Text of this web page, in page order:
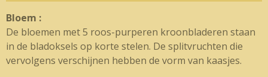
Bloem :
De bloemen met 5 roos-purperen kroonbladeren staan
in de bladoksels op korte stelen. De splitvruchten die
vervolgens verschijnen hebben de vorm van kaasjes.